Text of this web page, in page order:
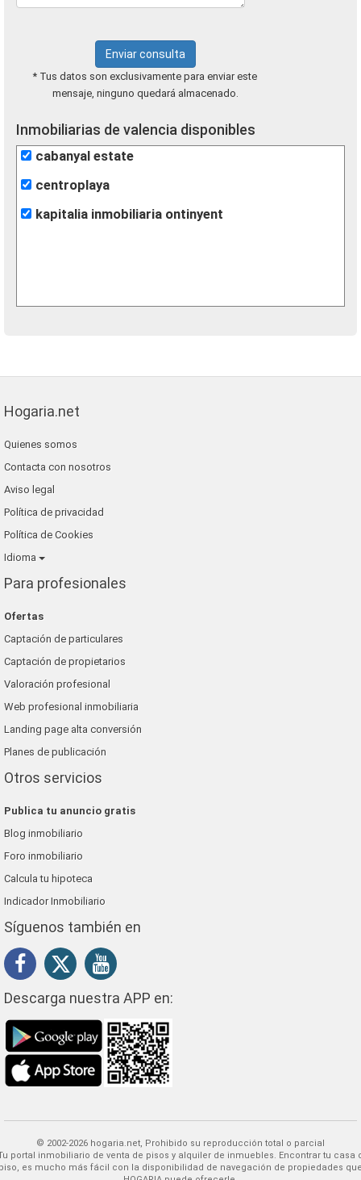
Enviar consulta
* Tus datos son exclusivamente para enviar este
mensaje, ninguno quedará almacenado.
Inmobiliarias de valencia disponibles
cabanyal estate
centroplaya
kapitalia inmobiliaria ontinyent
Hogaria.net
Quienes somos
Contacta con nosotros
Aviso legal
Política de privacidad
Política de Cookies
Idioma
Para profesionales
Ofertas
Captación de particulares
Captación de propietarios
Valoración profesional
Web profesional inmobiliaria
Landing page alta conversión
Planes de publicación
Otros servicios
Publica tu anuncio gratis
Blog inmobiliario
Foro inmobiliario
Calcula tu hipoteca
Indicador Inmobiliario
Síguenos también en
Descarga nuestra APP en:
© 2002-2026 hogaria.net, Prohibido su reproducción total o parcial
Encontrar tu casa o
es mucho más fácil con la disponibilidad de navegación de propiedades